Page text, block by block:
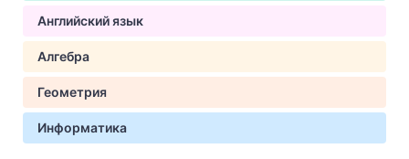
Английский язык
Алгебра
Геометрия
Информатика